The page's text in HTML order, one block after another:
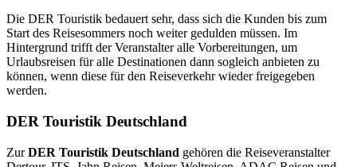
Die DER Touristik bedauert sehr, dass sich die Kunden bis zum
Start des Reisesommers noch weiter gedulden müssen. Im
Hintergrund trifft der Veranstalter alle Vorbereitungen, um
Urlaubsreisen für alle Destinationen dann sogleich anbieten zu
können, wenn diese für den Reiseverkehr wieder freigegeben
werden.
DER Touristik Deutschland
ZurDER Touristik Deutschland gehören die Reiseveranstalter